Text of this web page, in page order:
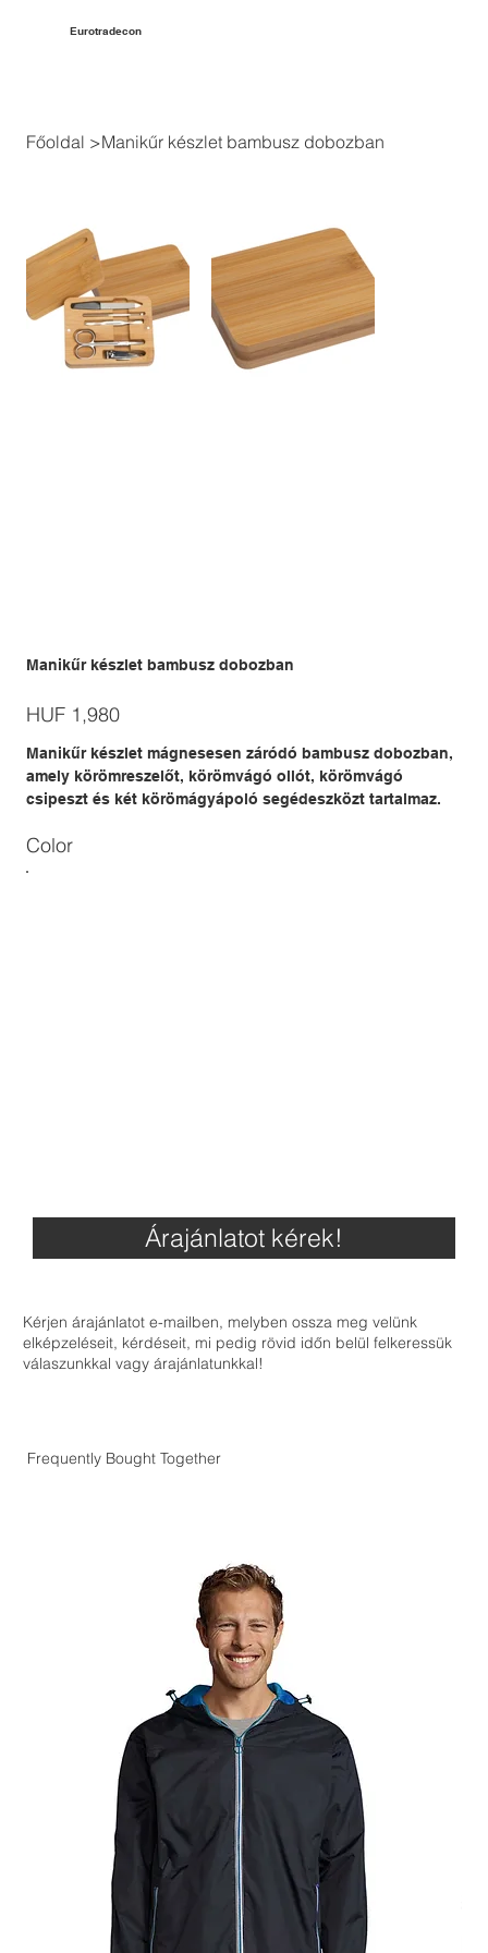
Eurotradecon
Főoldal >Manikűr készlet bambusz dobozban
Manikűr készlet bambusz dobozban
Price
HUF 1,980
Manikűr készlet mágnesesen záródó bambusz dobozban,
amely körömreszelőt, körömvágó ollót, körömvágó
csipeszt és két körömágyápoló segédeszközt tartalmaz.
Color
Árajánlatot kérek!
Kérjen árajánlatot e-mailben, melyben ossza meg velünk
elképzeléseit, kérdéseit, mi pedig rövid időn belül felkeressük
válaszunkkal vagy árajánlatunkkal!
Frequently Bought Together